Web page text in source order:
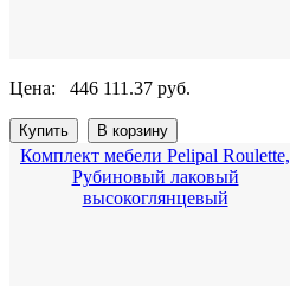
Цена: 446 111.37 руб.
Комплект мебели Pelipal Roulette,
Рубиновый лаковый
высокоглянцевый